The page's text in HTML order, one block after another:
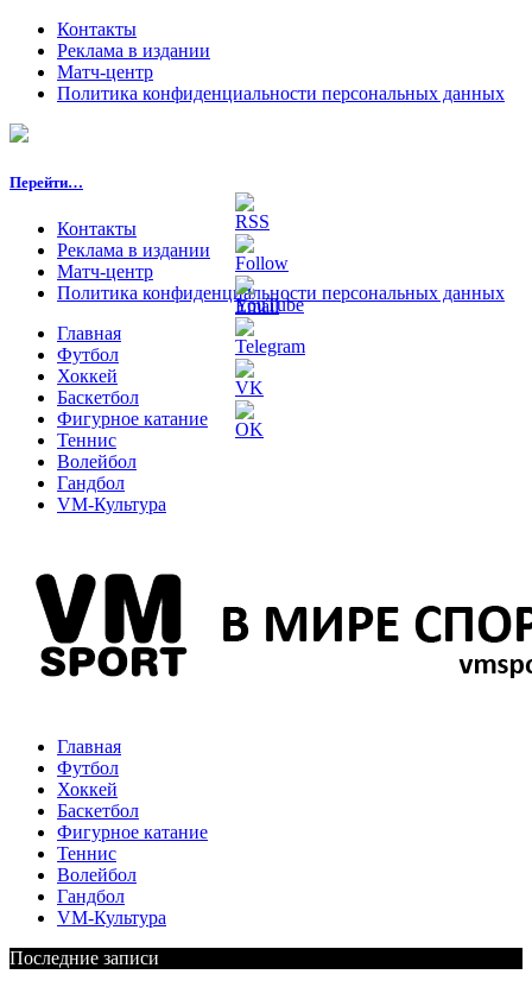
Контакты
Реклама в издании
Матч-центр
Политика конфиденциальности персональных данных
Перейти…
Контакты
Реклама в издании
Матч-центр
Политика конфиденциальности персональных данных
Главная
Футбол
Хоккей
Баскетбол
Фигурное катание
Теннис
Волейбол
Гандбол
VM-Культура
Главная
Футбол
Хоккей
Баскетбол
Фигурное катание
Теннис
Волейбол
Гандбол
VM-Культура
Последние записи